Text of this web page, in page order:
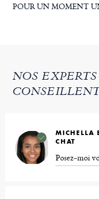
POUR UN MOMENT
NOS
MICHELLA
CHAT
Posez-moi